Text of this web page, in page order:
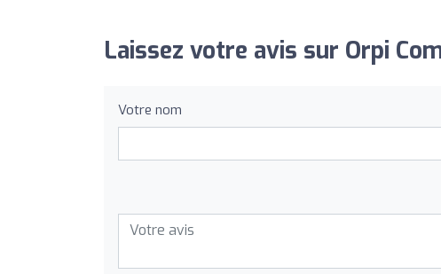
Laissez votre avis sur Orpi
Votre nom